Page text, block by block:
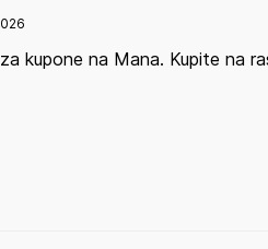
kupone na Mana. Kupite na